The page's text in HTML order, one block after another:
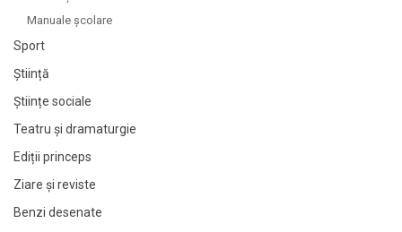
Manuale şcolare
Sport
Știință
Științe sociale
Teatru și dramaturgie
Ediții princeps
Ziare şi reviste
Benzi desenate